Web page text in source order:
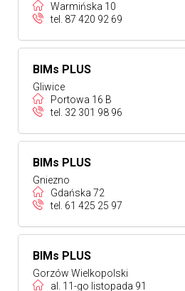
Warmińska 10
tel. 87 420 92 69
BIMs PLUS
Gliwice
Portowa 16 B
tel. 32 301 98 96
BIMs PLUS
Gniezno
Gdańska 72
tel. 61 425 25 97
BIMs PLUS
Gorzów Wielkopolski
al. 11-go listopada 91